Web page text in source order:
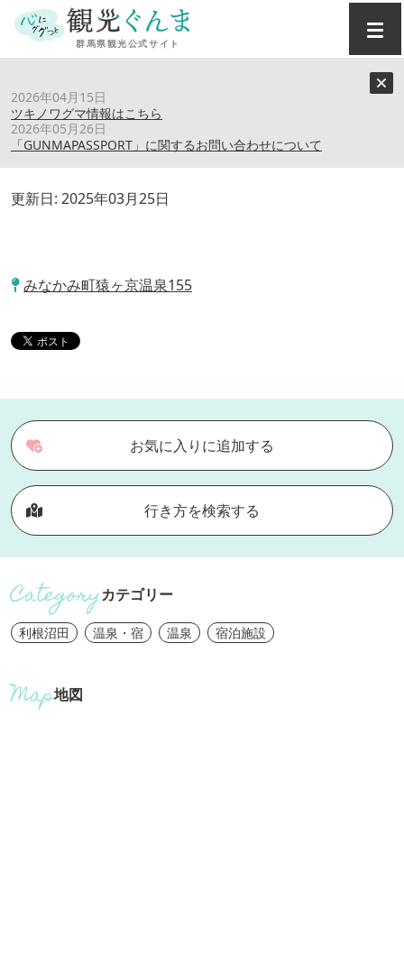
2026年04月15日
ツキノワグマ情報はこちら
2026年05月26日
「GUNMAPASSPORT」に関するお問い合わせについて
温宿 三河屋
更新日: 2025年03月25日
みなかみ町猿ヶ京温泉155
お気に入りに追加する
行き方を検索する
カテゴリー
利根沼田 温泉・宿 温泉 宿泊施設
地図